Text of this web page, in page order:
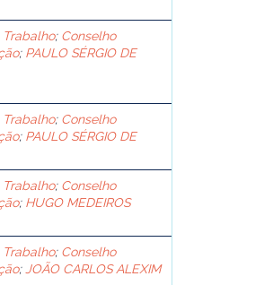
Trabalho; Conselho
; PAULO SÉRGIO DE
Trabalho; Conselho
; PAULO SÉRGIO DE
Trabalho; Conselho
; HUGO MEDEIROS
Trabalho; Conselho
; JOÃO CARLOS ALEXIM